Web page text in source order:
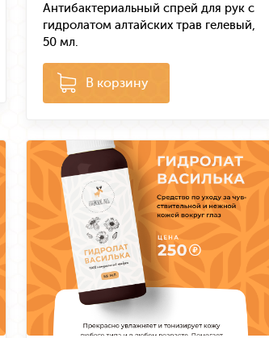
Антибактериальный спрей для рук с
гидролатом алтайских трав гелевый,
50 мл.
В корзину